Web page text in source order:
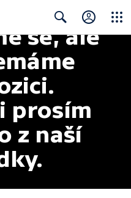
Search
se, ale
prosím
z naší